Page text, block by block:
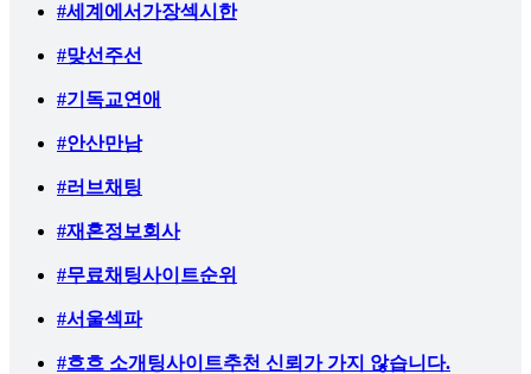
#세계에서가장섹시한
#맞선주선
#기독교연애
#안산만남
#러브채팅
#재혼정보회사
#무료채팅사이트순위
#서울섹파
#흐흐 소개팅사이트추천 신뢰가 가지 않습니다.